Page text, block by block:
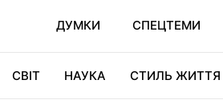
ДУМКИ СПЕЦТЕМИ
СВІТ НАУКА СТИЛЬ ЖИТТЯ